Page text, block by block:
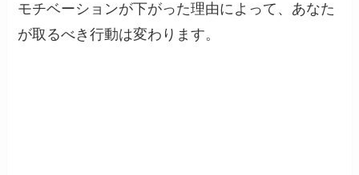
モチベーションが下がった理由によって、あなた
が取るべき行動は変わります。